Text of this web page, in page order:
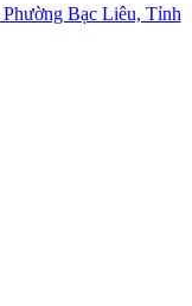
Bạc Liêu, Tỉnh